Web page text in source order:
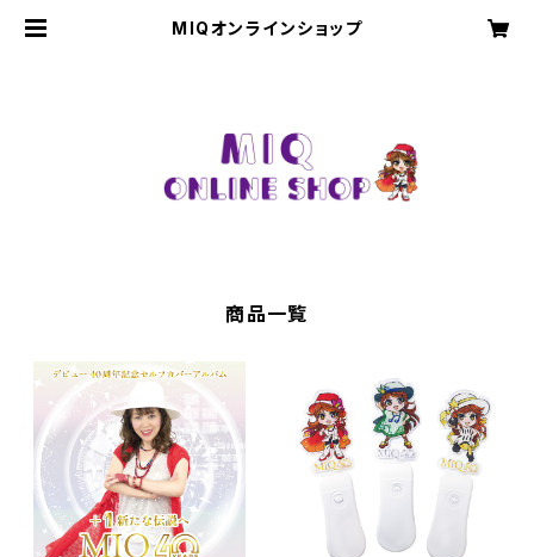
MIQオンラインショップ
商品一覧